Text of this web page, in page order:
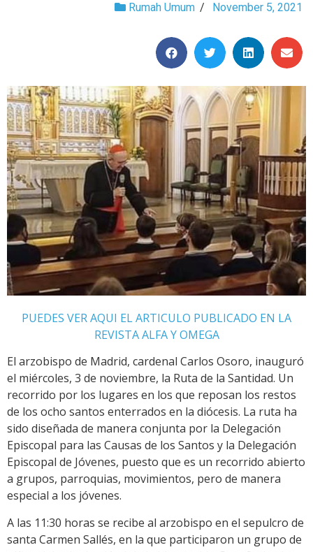
Rumah Umum / November 5, 2021
PUEDES VER AQUI EL ARTICULO PUBLICADO EN LA
REVISTA ALFA Y OMEGA
El arzobispo de Madrid, cardenal Carlos Osoro, inauguró
el miércoles, 3 de noviembre, la Ruta de la Santidad. Un
recorrido por los lugares en los que reposan los restos
de los ocho santos enterrados en la diócesis. La ruta ha
sido diseñada de manera conjunta por la Delegación
Episcopal para las Causas de los Santos y la Delegación
Episcopal de Jóvenes, puesto que es un recorrido abierto
a grupos, parroquias, movimientos, pero de manera
especial a los jóvenes.
A las 11:30 horas se recibe al arzobispo en el sepulcro de
santa Carmen Sallés, en la que participaron un grupo de